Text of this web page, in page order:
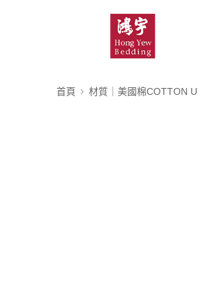
首頁 材質｜美國棉COTTON